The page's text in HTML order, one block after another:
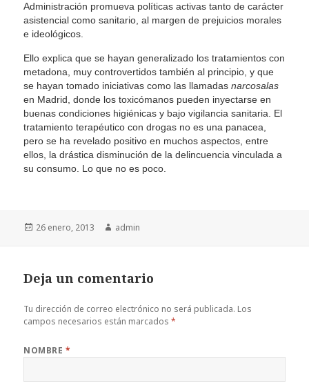
Administración promueva políticas activas tanto de carácter
asistencial como sanitario, al margen de prejuicios morales
e ideológicos.
Ello explica que se hayan generalizado los tratamientos con
metadona, muy controvertidos también al principio, y que
se hayan tomado iniciativas como las llamadasnarcosalas
en Madrid, donde los toxicómanos pueden inyectarse en
buenas condiciones higiénicas y bajo vigilancia sanitaria. El
tratamiento terapéutico con drogas no es una panacea,
pero se ha revelado positivo en muchos aspectos, entre
ellos, la drástica disminución de la delincuencia vinculada a
su consumo. Lo que no es poco.
Publicado
26 enero, 2013 Autor
admin
Deja un comentario
Tu dirección de correo electrónico no será publicada. Los
campos necesarios están marcados*
NOMBRE *